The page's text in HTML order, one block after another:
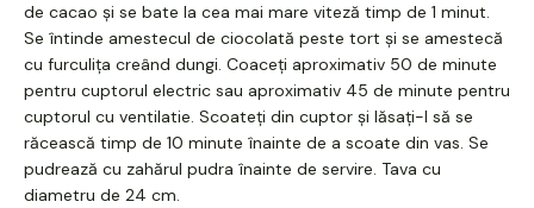
de cacao și se bate la cea mai mare viteză timp de 1 minut.
Se întinde amestecul de ciocolată peste tort și se amestecă
cu furculița creând dungi. Coaceți aproximativ 50 de minute
pentru cuptorul electric sau aproximativ 45 de minute pentru
cuptorul cu ventilatie. Scoateți din cuptor și lăsați-l să se
răcească timp de 10 minute înainte de a scoate din vas. Se
pudrează cu zahărul pudra înainte de servire. Tava cu
diametru de 24 cm.